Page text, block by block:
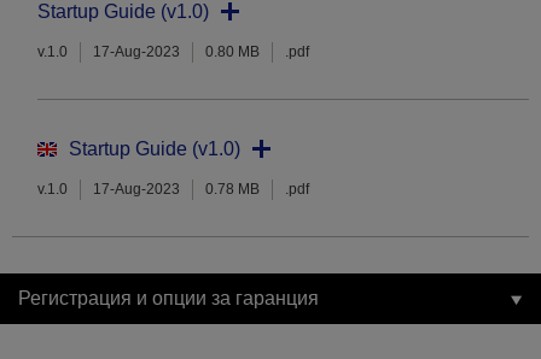
Startup Guide (v1.0)
v.1.0 17-Aug-2023 0.80 MB .pdf
Startup Guide (v1.0)
v.1.0 17-Aug-2023 0.78 MB .pdf
Регистрация и опции за гаранция